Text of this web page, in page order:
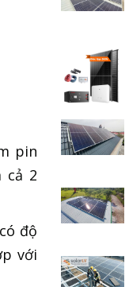
pin
cả 2
độ
với